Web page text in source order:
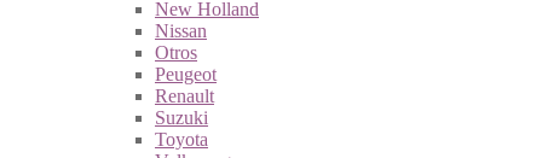
New Holland
Nissan
Otros
Peugeot
Renault
Suzuki
Toyota